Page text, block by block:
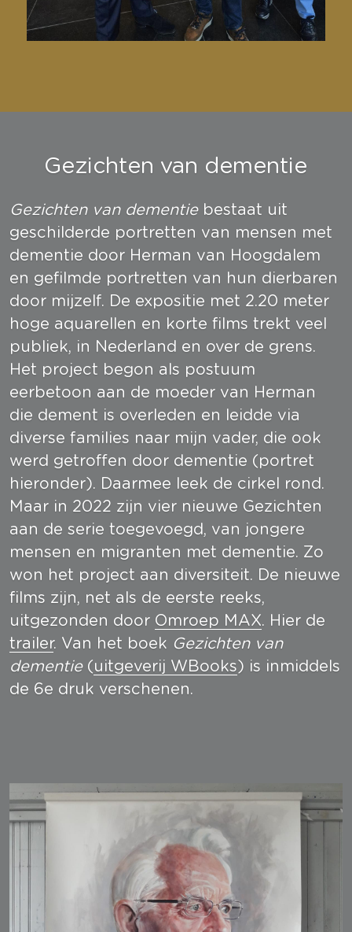
Gezichten van dementie
Gezichten van dementie bestaat uit
geschilderde portretten van mensen met
dementie door Herman van Hoogdalem
en gefilmde portretten van hun dierbaren
door mijzelf. De expositie met 2.20 meter
hoge aquarellen en korte films trekt veel
publiek, in Nederland en over de grens.
Het project begon als postuum
eerbetoon aan de moeder van Herman
die dement is overleden en leidde via
diverse families naar mijn vader, die ook
werd getroffen door dementie (portret
hieronder). Daarmee leek de cirkel rond.
Maar in 2022 zijn vier nieuwe Gezichten
aan de serie toegevoegd, van jongere
mensen en migranten met dementie. Zo
won het project aan diversiteit. De nieuwe
films zijn, net als de eerste reeks,
uitgezonden door Omroep MAX
trailer. Van het boek Gezichten van
dementie (uitgeverij WBooks) is inmiddels
de 6e druk verschenen.